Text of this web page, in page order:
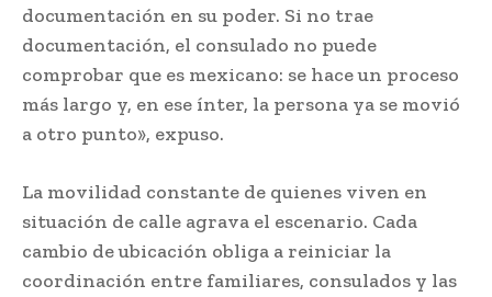
documentación en su poder. Si no trae
documentación, el consulado no puede
comprobar que es mexicano: se hace un proceso
más largo y, en ese ínter, la persona ya se movió
a otro punto», expuso.
La movilidad constante de quienes viven en
situación de calle agrava el escenario. Cada
cambio de ubicación obliga a reiniciar la
coordinación entre familiares, consulados y las